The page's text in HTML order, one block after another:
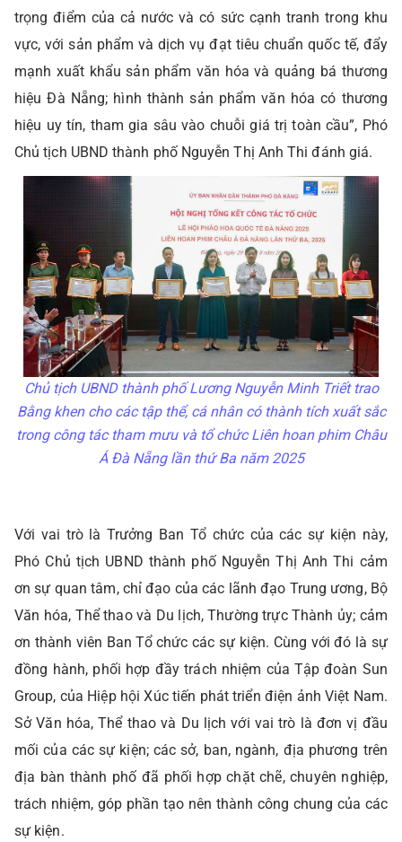
trọng điểm của cả nước và có sức cạnh tranh trong khu
vực, với sản phẩm và dịch vụ đạt tiêu chuẩn quốc tế, đẩy
mạnh xuất khẩu sản phẩm văn hóa và quảng bá thương
hiệu Đà Nẵng; hình thành sản phẩm văn hóa có thương
hiệu uy tín, tham gia sâu vào chuỗi giá trị toàn cầu”, Phó
Chủ tịch UBND thành phố Nguyễn Thị Anh Thi đánh giá.
Chủ tịch UBND thành phố Lương Nguyễn Minh Triết trao
Bằng khen cho các tập thể, cá nhân có thành tích xuất sắc
trong công tác tham mưu và tổ chức Liên hoan phim Châu
Á Đà Nẵng lần thứ Ba năm 2025
Với vai trò là Trưởng Ban Tổ chức của các sự kiện này,
Phó Chủ tịch UBND thành phố Nguyễn Thị Anh Thi cảm
ơn sự quan tâm, chỉ đạo của các lãnh đạo Trung ương, Bộ
Văn hóa, Thể thao và Du lịch, Thường trực Thành ủy; cảm
ơn thành viên Ban Tổ chức các sự kiện. Cùng với đó là sự
đồng hành, phối hợp đầy trách nhiệm của Tập đoàn Sun
Group, của Hiệp hội Xúc tiến phát triển điện ảnh Việt Nam.
Sở Văn hóa, Thể thao và Du lịch với vai trò là đơn vị đầu
mối của các sự kiện; các sở, ban, ngành, địa phương trên
địa bàn thành phố đã phối hợp chặt chẽ, chuyên nghiệp,
trách nhiệm, góp phần tạo nên thành công chung của các
sự kiện.